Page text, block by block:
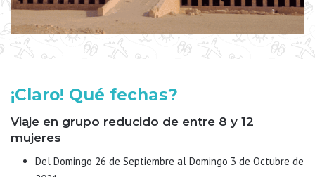
¡Claro! Qué fechas?
Viaje en grupo reducido de entre 8 y 12
mujeres
Del Domingo 26 de Septiembre al Domingo 3 de Octubre de